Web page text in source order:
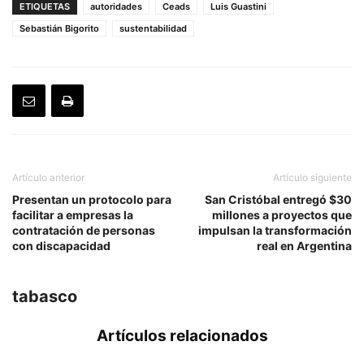
ETIQUETAS autoridades Ceads
Luis Guastini
Sebastián Bigorito
sustentabilidad
Artículo anterior
Presentan un protocolo para
facilitar a empresas la
contratación de personas
con discapacidad
Artículo siguiente
San Cristóbal entregó $30
millones a proyectos que
impulsan la transformación
real en Argentina
tabasco
Artículos relacionados